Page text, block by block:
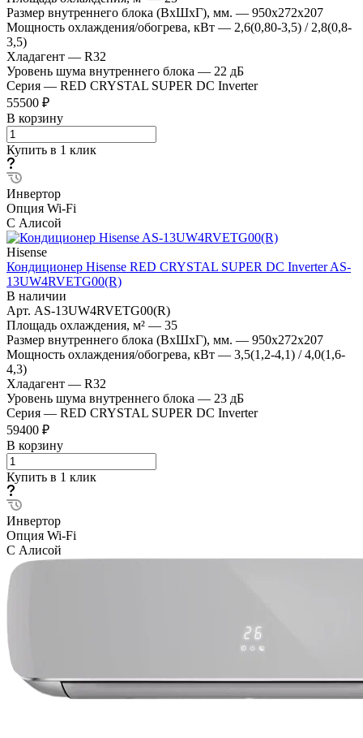
Размер внутреннего блока (ВхШхГ), мм. — 950x272x207
Мощность охлаждения/обогрева, кВт — 2,6(0,80-3,5) / 2,8(0,8-
3,5)
Хладагент — R32
Уровень шума внутреннего блока — 22 дБ
Серия — RED CRYSTAL SUPER DC Inverter
55500 ₽
В корзину
Купить в 1 клик
Инвертор
Опция Wi-Fi
С Алисой
Hisense
Кондиционер Hisense RED CRYSTAL SUPER DC Inverter AS-
13UW4RVETG00(R)
В наличии
Арт. AS-13UW4RVETG00(R)
Площадь охлаждения, м² — 35
Размер внутреннего блока (ВхШхГ), мм. — 950x272x207
Мощность охлаждения/обогрева, кВт — 3,5(1,2-4,1) / 4,0(1,6-
4,3)
Хладагент — R32
Уровень шума внутреннего блока — 23 дБ
Серия — RED CRYSTAL SUPER DC Inverter
59400 ₽
В корзину
Купить в 1 клик
Инвертор
Опция Wi-Fi
С Алисой